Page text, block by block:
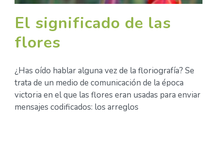
El significado de las
flores
¿Has oído hablar alguna vez de la floriografía? Se
trata de un medio de comunicación de la época
victoria en el que las flores eran usadas para enviar
mensajes codificados: los arreglos